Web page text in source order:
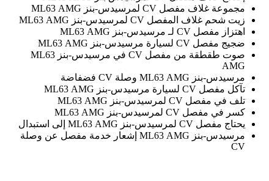
مجموعة غلاف مفصل CV لمرسيدس-بنز ML63 AMG
زيت شحم غلاف المفصل CV لمرسيدس-بنز ML63 AMG
اهتزاز مفصل CV لـ مرسيدس-بنز ML63 AMG
ضجيج مفصل CV لسيارة مرسيدس-بنز ML63 AMG
صوت طقطقة من مفصل CV في مرسيدس-بنز ML63
AMG
مرسيدس-بنز ML63 AMG وصلة CV فضفاضة
تآكل مفصل CV لسيارة مرسيدس-بنز ML63 AMG
تلف في مفصل CV لمرسيدس-بنز ML63 AMG
كسر في مفصل CV لمرسيدس-بنز ML63 AMG
يحتاج مفصل CV لمرسيدس-بنز ML63 AMG إلى استبدال
مرسيدس-بنز ML63 AMG إشعار خدمة مفصل عن وصلة
CV